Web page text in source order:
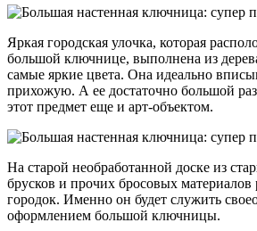
Яркая городская улочка, которая
большой ключнице, выполнена из
самые яркие цвета. Она идеально
прихожую. А ее достаточно большой
этот предмет еще и арт-объектом.
На старой необработанной доске из
брусков и прочих бросовых
городок. Именно он будет служить
оформлением большой ключницы.